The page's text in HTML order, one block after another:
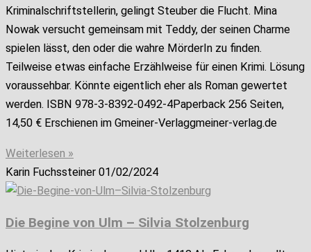
Kriminalschriftstellerin, gelingt Steuber die Flucht. Mina
Nowak versucht gemeinsam mit Teddy, der seinen Charme
spielen lässt, den oder die wahre MörderIn zu finden.
Teilweise etwas einfache Erzählweise für einen Krimi. Lösung
voraussehbar. Könnte eigentlich eher als Roman gewertet
werden. ISBN 978-3-8392-0492-4Paperback 256 Seiten,
14,50 € Erschienen im Gmeiner-Verlaggmeiner-verlag.de
Weiterlesen »
Karin Fuchssteiner 01/02/2024
Die Begine von Ulm – Silvia Stolzenburg